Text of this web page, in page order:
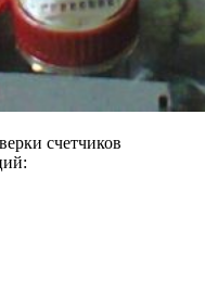
счетчиков